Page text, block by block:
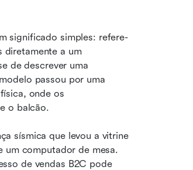
significado simples: refere-
diretamente a um
passou por uma
onde os
o balcão.
sísmica que levou a vitrine
um computador de mesa.
de vendas B2C pode